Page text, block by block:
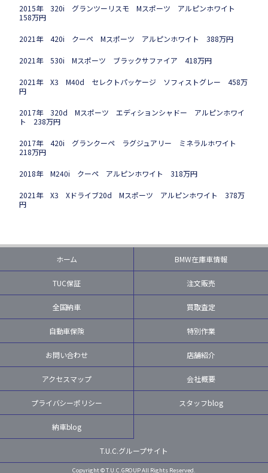
2015年 320i グランツーリスモ Mスポーツ アルピンホワイト
158万円
2021年 420i クーペ Mスポーツ アルピンホワイト 388万円
2021年 530i Mスポーツ ブラックサファイア 418万円
2021年 X3 M40d セレクトパッケージ ソフィストグレー 458万
円
2017年 320d Mスポーツ エディションシャドー アルピンホワイ
ト 238万円
2017年 420i グランクーペ ラグジュアリー ミネラルホワイト
218万円
2018年 M240i クーペ アルピンホワイト 318万円
2021年 X3 Xドライブ20d Mスポーツ アルピンホワイト 378万
円
ホーム BMW在庫車情報
TUC保証 注文販売
全国納車 買取査定
自動車保険 特別作業
お問い合わせ 店舗紹介
アクセスマップ 会社概要
プライバシーポリシー スタッフblog
納車blog
T.U.C.グループサイト
Copyright © T.U.C.GROUP All Rights Reserved.